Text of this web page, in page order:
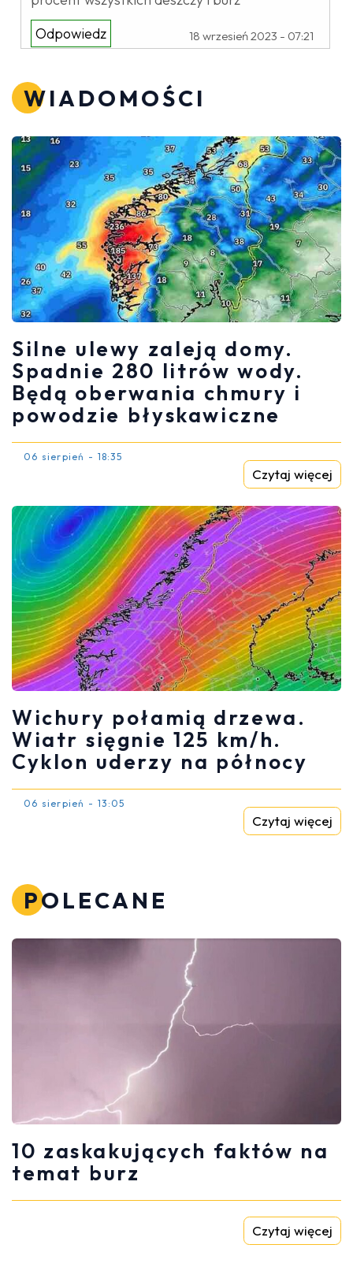
18 wrzesień 2023 - 07:21
Odpowiedz
WIADOMOŚCI
Silne ulewy zaleją domy.
Spadnie 280 litrów wody.
Będą oberwania chmury i
powodzie błyskawiczne
06 sierpień - 18:35
Czytaj więcej
Wichury połamią drzewa.
Wiatr sięgnie 125 km/h.
Cyklon uderzy na północy
06 sierpień - 13:05
Czytaj więcej
POLECANE
10 zaskakujących faktów na
temat burz
Czytaj więcej